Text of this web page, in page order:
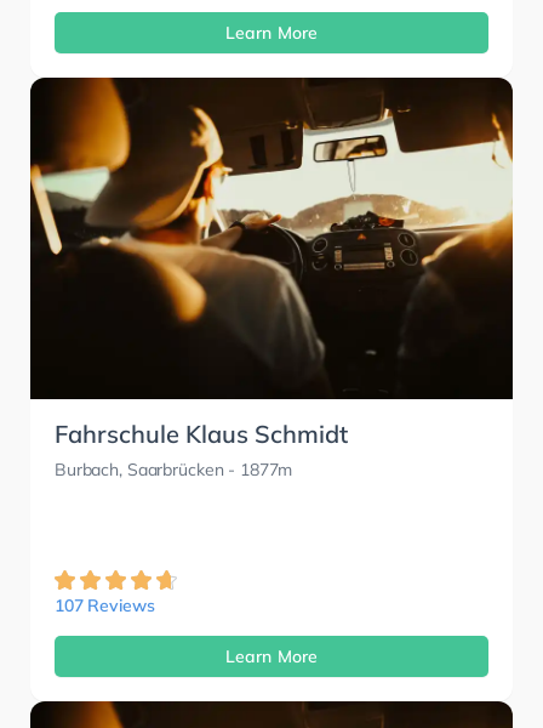
Learn More
Fahrschule Klaus Schmidt
Burbach, Saarbrücken - 1877m
107 Reviews
Learn More